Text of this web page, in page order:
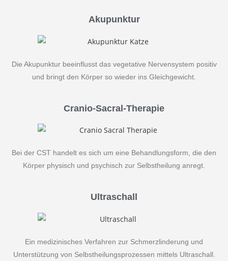
Akupunktur
Die Akupunktur beeinflusst das vegetative Nervensystem positiv
und bringt den Körper so wieder ins Gleichgewicht.
Cranio-Sacral-Therapie
Bei der CST handelt es sich um eine Behandlungsform, die den
Körper physisch und psychisch zur Selbstheilung anregt.
Ultraschall
Ein medizinisches Verfahren zur Schmerzlinderung und
Unterstützung von Selbstheilungsprozessen mittels Ultraschall.